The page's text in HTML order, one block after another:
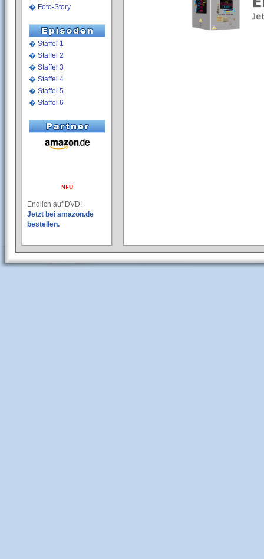
� Foto-Story
� Staffel 1
� Staffel 2
� Staffel 3
� Staffel 4
� Staffel 5
� Staffel 6
Endlich auf DVD!
Jetzt bei amazon.de
bestellen.